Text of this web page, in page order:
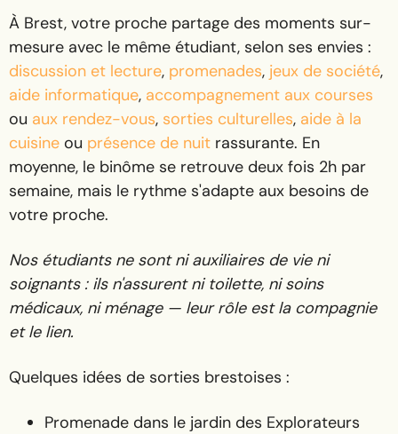
À Brest, votre proche partage des moments sur-
mesure avec le même étudiant, selon ses envies :
discussion et lecture, promenades, jeux de société,
aide informatique, accompagnement aux courses
ou aux rendez-vous, sorties culturelles, aide à la
cuisine ou présence de nuit rassurante. En
moyenne, le binôme se retrouve deux fois 2h par
semaine, mais le rythme s'adapte aux besoins de
votre proche.
Nos étudiants ne sont ni auxiliaires de vie ni
soignants : ils n'assurent ni toilette, ni soins
médicaux, ni ménage — leur rôle est la compagnie
et le lien.
Quelques idées de sorties brestoises :
Promenade dans le jardin des Explorateurs